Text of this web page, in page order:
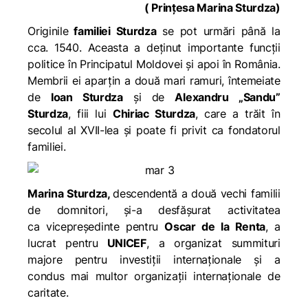
( Prințesa Marina Sturdza)
Originilefamiliei Sturdzase pot urmări până la
cca. 1540. Aceasta a deținut importante funcții
politice în Principatul Moldovei și apoi în România.
Membrii ei aparțin a două mari ramuri, întemeiate
de Ioan Sturdzași deAlexandru „Sandu”
Sturdza, fiii lui Chiriac Sturdza, care a trăit în
secolul al XVII-lea și poate fi privit ca fondatorul
familiei.
Marina Sturdza,descendentă a două vechi familii
de domnitori,
și-a desfășurat activitatea
ca vicepreședinte pentruOscar de la Renta, a
lucrat pentru UNICEF, a organizat summituri
majore pentru investiții internaționale și a
condus mai multor organizații internaționale de
caritate.